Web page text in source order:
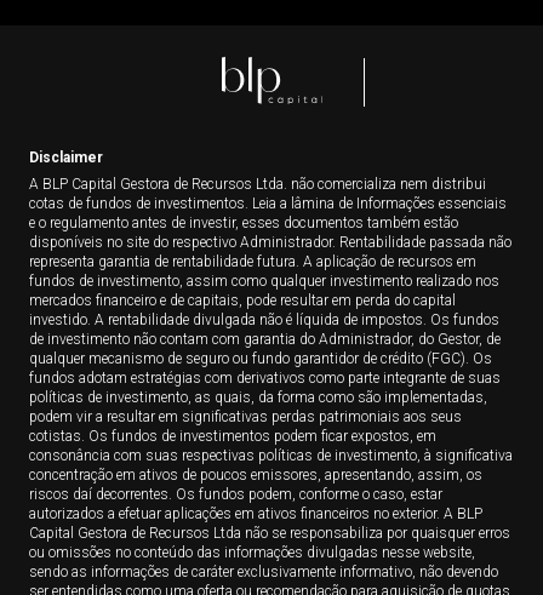
Disclaimer
A BLP Capital Gestora de Recursos Ltda. não comercializa nem distribui
cotas de fundos de investimentos. Leia a lâmina de Informações essenciais
e o regulamento antes de investir, esses documentos também estão
disponíveis no site do respectivo Administrador. Rentabilidade passada não
representa garantia de rentabilidade futura. A aplicação de recursos em
fundos de investimento, assim como qualquer investimento realizado nos
mercados financeiro e de capitais, pode resultar em perda do capital
investido. A rentabilidade divulgada não é líquida de impostos. Os fundos
de investimento não contam com garantia do Administrador, do Gestor, de
qualquer mecanismo de seguro ou fundo garantidor de crédito (FGC). Os
fundos adotam estratégias com derivativos como parte integrante de suas
políticas de investimento, as quais, da forma como são implementadas,
podem vir a resultar em significativas perdas patrimoniais aos seus
cotistas. Os fundos de investimentos podem ficar expostos, em
consonância com suas respectivas políticas de investimento, à significativa
concentração em ativos de poucos emissores, apresentando, assim, os
riscos daí decorrentes. Os fundos podem, conforme o caso, estar
autorizados a efetuar aplicações em ativos financeiros no exterior. A BLP
Capital Gestora de Recursos Ltda não se responsabiliza por quaisquer erros
ou omissões no conteúdo das informações divulgadas nesse website,
sendo as informações de caráter exclusivamente informativo, não devendo
ser entendidas como uma oferta ou recomendação para aquisição de quotas